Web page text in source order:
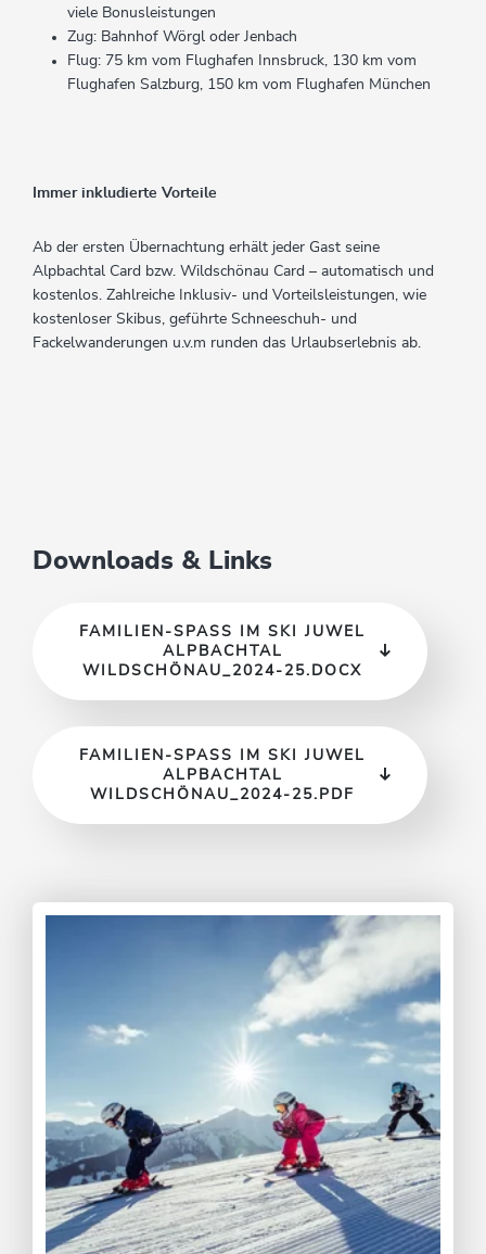
viele Bonusleistungen
Zug: Bahnhof Wörgl oder Jenbach
Flug: 75 km vom Flughafen Innsbruck, 130 km vom
Flughafen Salzburg, 150 km vom Flughafen München
Immer inkludierte Vorteile
Ab der ersten Übernachtung erhält jeder Gast seine
Alpbachtal Card bzw. Wildschönau Card – automatisch und
kostenlos. Zahlreiche Inklusiv- und Vorteilsleistungen, wie
kostenloser Skibus, geführte Schneeschuh- und
Fackelwanderungen u.v.m runden das Urlaubserlebnis ab.
Downloads & Links
FAMILIEN-SPASS IM SKI JUWEL A
LPBACHTAL W
ILDSCHÖNAU_2024-25.DOCX
FAMILIEN-SPASS IM SKI JUWEL A
LPBACHTAL W
ILDSCHÖNAU_2024-25.PDF